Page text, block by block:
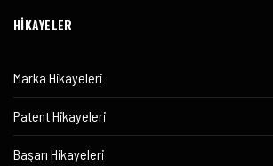
HİKAYELER
Marka Hikayeleri
Patent Hikayeleri
Başarı Hikayeleri